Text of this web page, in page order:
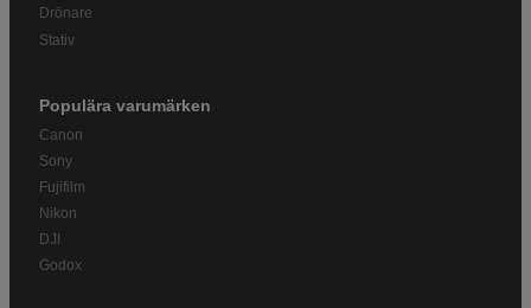
Drönare
Stativ
Populära varumärken
Canon
Sony
Fujifilm
Nikon
DJI
Godox